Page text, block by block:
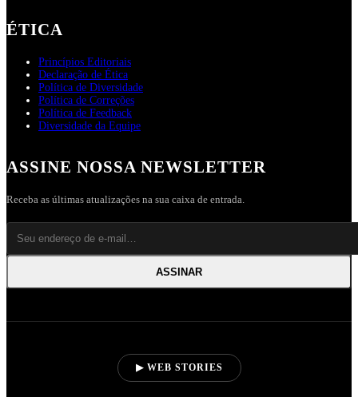
ÉTICA
Princípios Editoriais
Declaração de Ética
Política de Diversidade
Política de Correções
Política de Feedback
Diversidade da Equipe
ASSINE NOSSA NEWSLETTER
Receba as últimas atualizações na sua caixa de entrada.
ASSINAR
▶ WEB STORIES